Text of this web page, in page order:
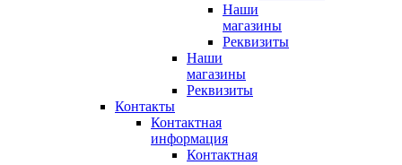
Наши
магазины
Реквизиты
Наши
магазины
Реквизиты
Контакты
Контактная
информация
Контактная